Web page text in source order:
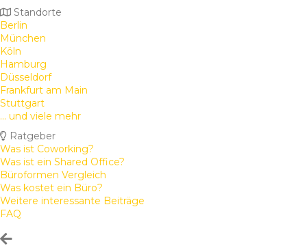
Standorte
Berlin
München
Köln
Hamburg
Düsseldorf
Frankfurt am Main
Stuttgart
... und viele mehr
Ratgeber
Was ist Coworking?
Was ist ein Shared Office?
Büroformen Vergleich
Was kostet ein Büro?
Weitere interessante Beiträge
FAQ